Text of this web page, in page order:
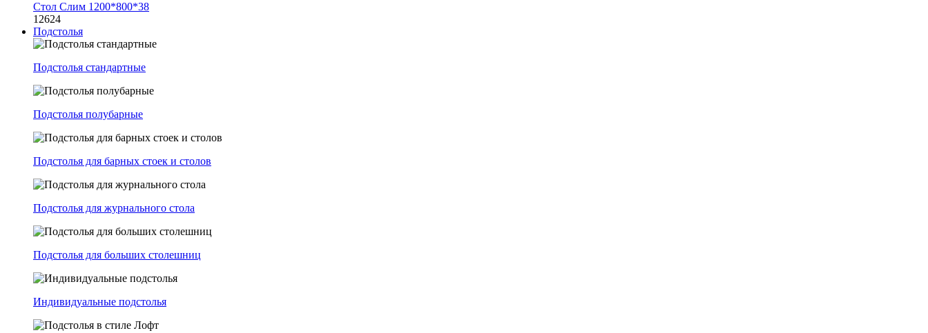
Стол Слим 1200*800*38
12624
Подстолья
Подстолья стандартные
Подстолья полубарные
Подстолья для барных стоек и столов
Подстолья для журнального стола
Подстолья для больших столешниц
Индивидуальные подстолья